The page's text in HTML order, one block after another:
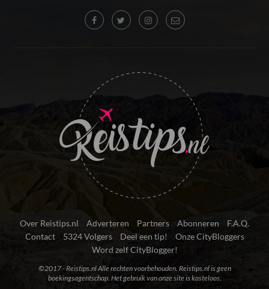
Over Reistips.nl Adverteren Partners Abonneren
F.A.Q.
Contact
5324 Volgers Deel een tip!
Onze CityBloggers
Word zelf CityBlogger!
©2017 - Reistips.nl Alle rechten voorbehouden. Reistips.nl is geen
boekingsagentschap. Het gebruik van onze site is kosteloos.